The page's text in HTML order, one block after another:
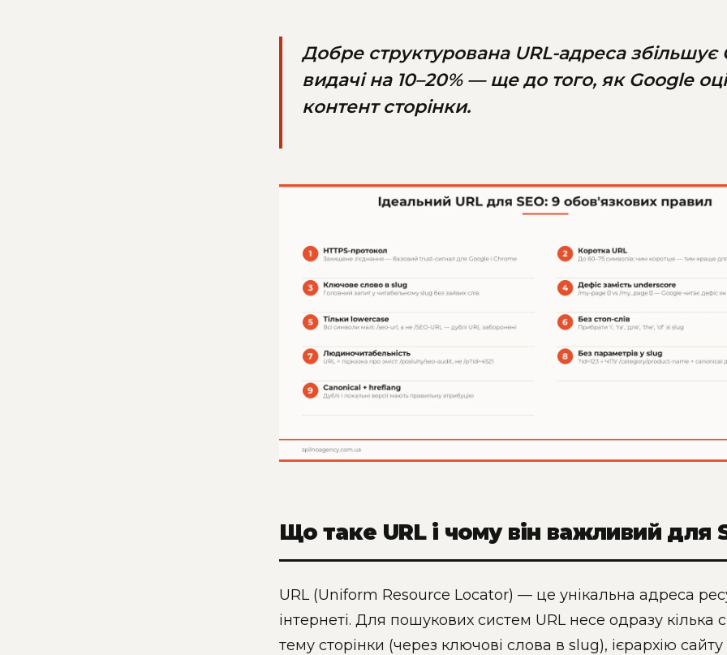
Добре структурована URL-адреса збільшує
видачі на 10–20% — ще до того, як Google
контент сторінки.
Що таке URL і чому він важливий для
URL (Uniform Resource Locator) — це унікальна адреса
інтернеті. Для пошукових систем URL несе одразу кілька
тему сторінки (через ключові слова в slug), ієрархію